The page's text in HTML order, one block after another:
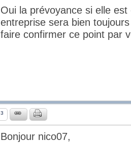
Oui la prévoyance si elle
entreprise sera bien
faire confirmer ce point par
3
Bonjour nico07,